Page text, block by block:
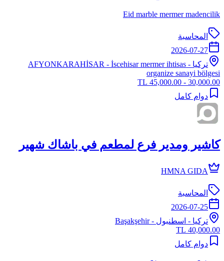
Eid marble mermer madencilik
المحاسبة
2026-07-27
تركيا -
AFYONKARAHİSAR - İscehisar mermer ihtisas
organize sanayi bölgesi
30,000.00 - 45,000.00 TL
دوام كامل
كاشير ومدير فرع لمطعم في باشاك شهير
HMNA GIDA
المحاسبة
2026-07-25
تركيا - اسطنبول - Başakşehir
40,000.00 TL
دوام كامل